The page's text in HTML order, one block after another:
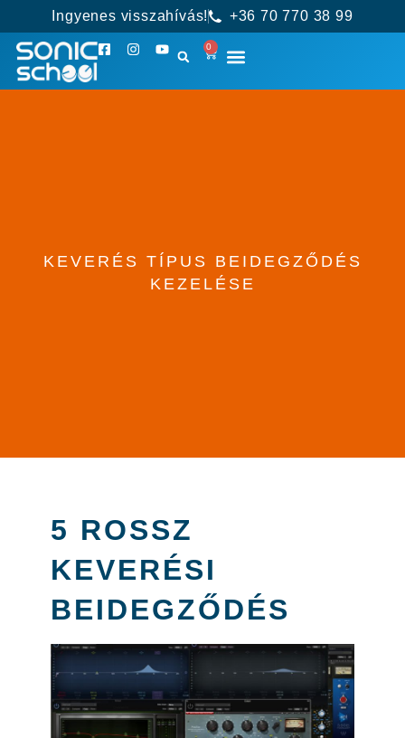
Ingyenes visszahívás! +36 70 770 38 99
0
KEVERÉS TÍPUS BEIDEGZŐDÉS
KEZELÉSE
5 ROSSZ
KEVERÉSI
BEIDEGZŐDÉS